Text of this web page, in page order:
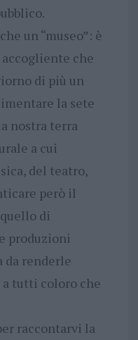
un “museo”: è
che
di più un
la sete
nostra terra
a cui
del teatro,
però il
di
produzioni
da renderle
tutti coloro che
raccontarvi la